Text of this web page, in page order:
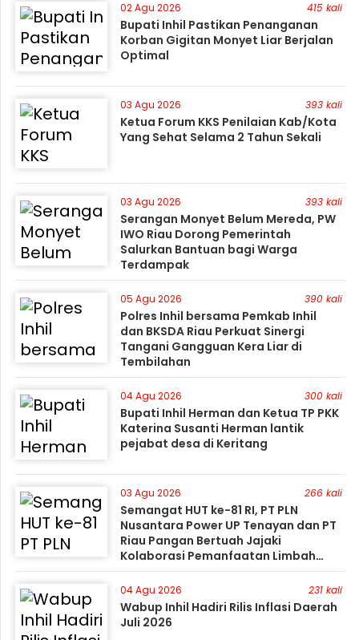
02 Agu 2026 415 kali
Bupati Inhil Pastikan Penanganan
Korban Gigitan Monyet Liar Berjalan
Optimal
03 Agu 2026 393 kali
Ketua Forum KKS Penilaian Kab/Kota
Yang Sehat Selama 2 Tahun Sekali
03 Agu 2026 393 kali
Serangan Monyet Belum Mereda, PW
IWO Riau Dorong Pemerintah
Salurkan Bantuan bagi Warga
Terdampak
05 Agu 2026 390 kali
Polres Inhil bersama Pemkab Inhil
dan BKSDA Riau Perkuat Sinergi
Tangani Gangguan Kera Liar di
Tembilahan
04 Agu 2026 300 kali
Bupati Inhil Herman dan Ketua TP PKK
Katerina Susanti Herman lantik
pejabat desa di Keritang
03 Agu 2026 266 kali
Semangat HUT ke-81 RI, PT PLN
Nusantara Power UP Tenayan dan PT
Riau Pangan Bertuah Jajaki
Kolaborasi Pemanfaatan Limbah
FABA untuk Dukung Swasembada
04 Agu 2026 231 kali
Wabup Inhil Hadiri Rilis Inflasi Daerah
Juli 2026